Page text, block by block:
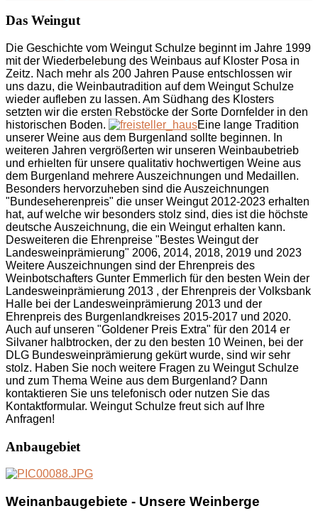
Das Weingut
Die Geschichte vom Weingut Schulze beginnt im Jahre 1999
mit der Wiederbelebung des Weinbaus auf Kloster Posa in
Zeitz. Nach mehr als 200 Jahren Pause entschlossen wir
uns dazu, die Weinbautradition auf dem Weingut Schulze
wieder aufleben zu lassen. Am Südhang des Klosters
setzten wir die ersten Rebstöcke der Sorte Dornfelder in den
historischen Boden.
Eine lange Tradition
unserer Weine aus dem Burgenland sollte beginnen. In
weiteren Jahren vergrößerten wir unseren Weinbaubetrieb
und erhielten für unsere qualitativ hochwertigen Weine aus
dem Burgenland mehrere Auszeichnungen und Medaillen.
Besonders hervorzuheben sind die Auszeichnungen
"Bundeseherenpreis" die unser Weingut 2012-2023 erhalten
hat, auf welche wir besonders stolz sind, dies ist die höchste
deutsche Auszeichnung, die ein Weingut erhalten kann.
Desweiteren die Ehrenpreise "Bestes Weingut der
Landesweinprämierung" 2006, 2014, 2018, 2019 und 2023
Weitere Auszeichnungen sind der Ehrenpreis des
Weinbotschafters Gunter Emmerlich für den besten Wein der
Landesweinprämierung 2013 , der Ehrenpreis der Volksbank
Halle bei der Landesweinprämierung 2013 und der
Ehrenpreis des Burgenlandkreises 2015-2017 und 2020.
Auch auf unseren "Goldener Preis Extra" für den 2014 er
Silvaner halbtrocken, der zu den besten 10 Weinen, bei der
DLG Bundesweinprämierung gekürt wurde, sind wir sehr
stolz. Haben Sie noch weitere Fragen zu Weingut Schulze
und zum Thema Weine aus dem Burgenland? Dann
kontaktieren Sie uns telefonisch oder nutzen Sie das
Kontaktformular. Weingut Schulze freut sich auf Ihre
Anfragen!
Anbaugebiet
Weinanbaugebiete - Unsere Weinberge